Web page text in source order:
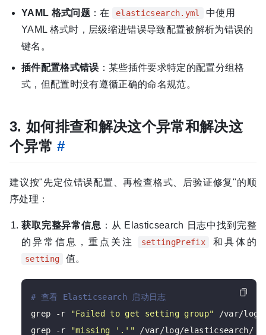
YAML 格式问题：在 elasticsearch.yml
中使用
YAML 格式时，层级缩进错误导致配置被解析为错误的
键名。
插件配置格式错误 ：某些插件要求特定的配置分组格
式，但配置时没有遵循正确的命名规范。
3. 如何排查和解决这个异常和解决这
个异常#
建议按"先定位错误配置、再检查格式、后验证修复"的顺
序处理：
获取完整异常信息 ：从 Elasticsearch 日志中找到完整
的异常信息，重点关注
settingPrefix 和具体的
setting 值。
# 查看 Elasticsearch 启动日志
grep -r
"Failed to get setting group" /var/log/
grep -r
"missing '.'" /var/log/elasticsearch/